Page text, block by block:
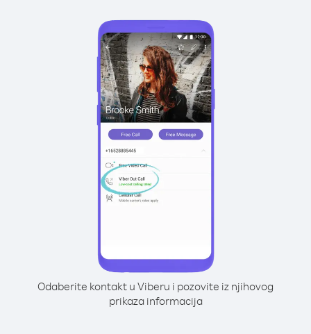
Odaberite kontakt u Viberu i pozovite iz njihovog
prikaza informacija